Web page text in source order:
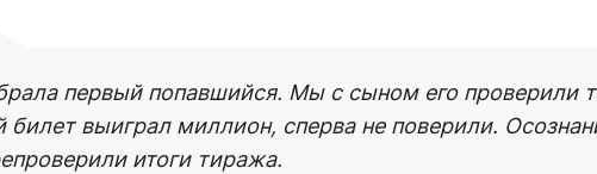
первый попавшийся. Мы с сыном его проверили
билет выиграл миллион, сперва не поверили.
итоги тиража.